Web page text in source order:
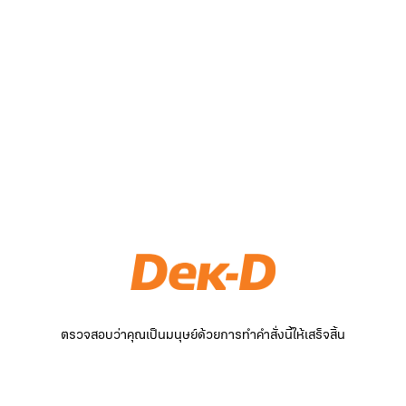
ตรวจสอบว่าคุณเป็นมนุษย์ด้วยการทำคำสั่งนี้ให้เสร็จสิ้น